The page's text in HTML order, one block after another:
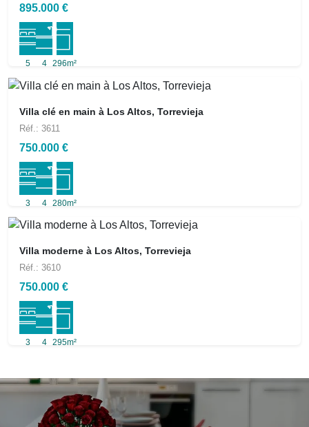
895.000 €
5 4 296m²
Villa clé en main à Los Altos, Torrevieja
Réf.: 3611
750.000 €
3 4 280m²
Villa moderne à Los Altos, Torrevieja
Réf.: 3610
750.000 €
3 4 295m²